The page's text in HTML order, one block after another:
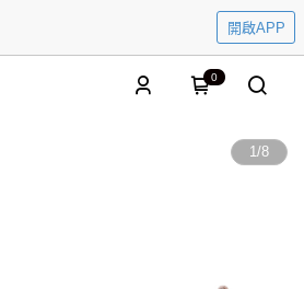
開啟APP
0
1/8